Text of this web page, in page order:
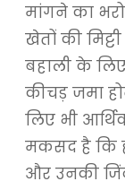
मांगने का
खेतों की
बहाली के
कीचड़ जमा
लिए भी
मकसद है कि
और उनकी